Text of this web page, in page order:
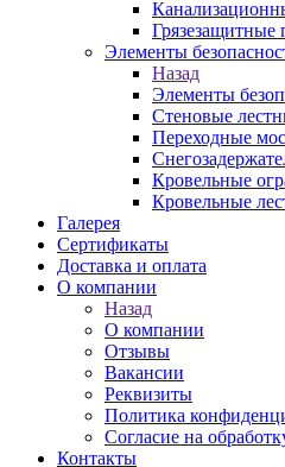
Грязезащитные
Элементы
Назад
Элементы
Стеновые
Переходные
Кровельные
Кровельные
Галерея
Сертификаты
Доставка и оплата
О компании
Назад
О компании
Отзывы
Вакансии
Реквизиты
Политика
Согласие на
Контакты